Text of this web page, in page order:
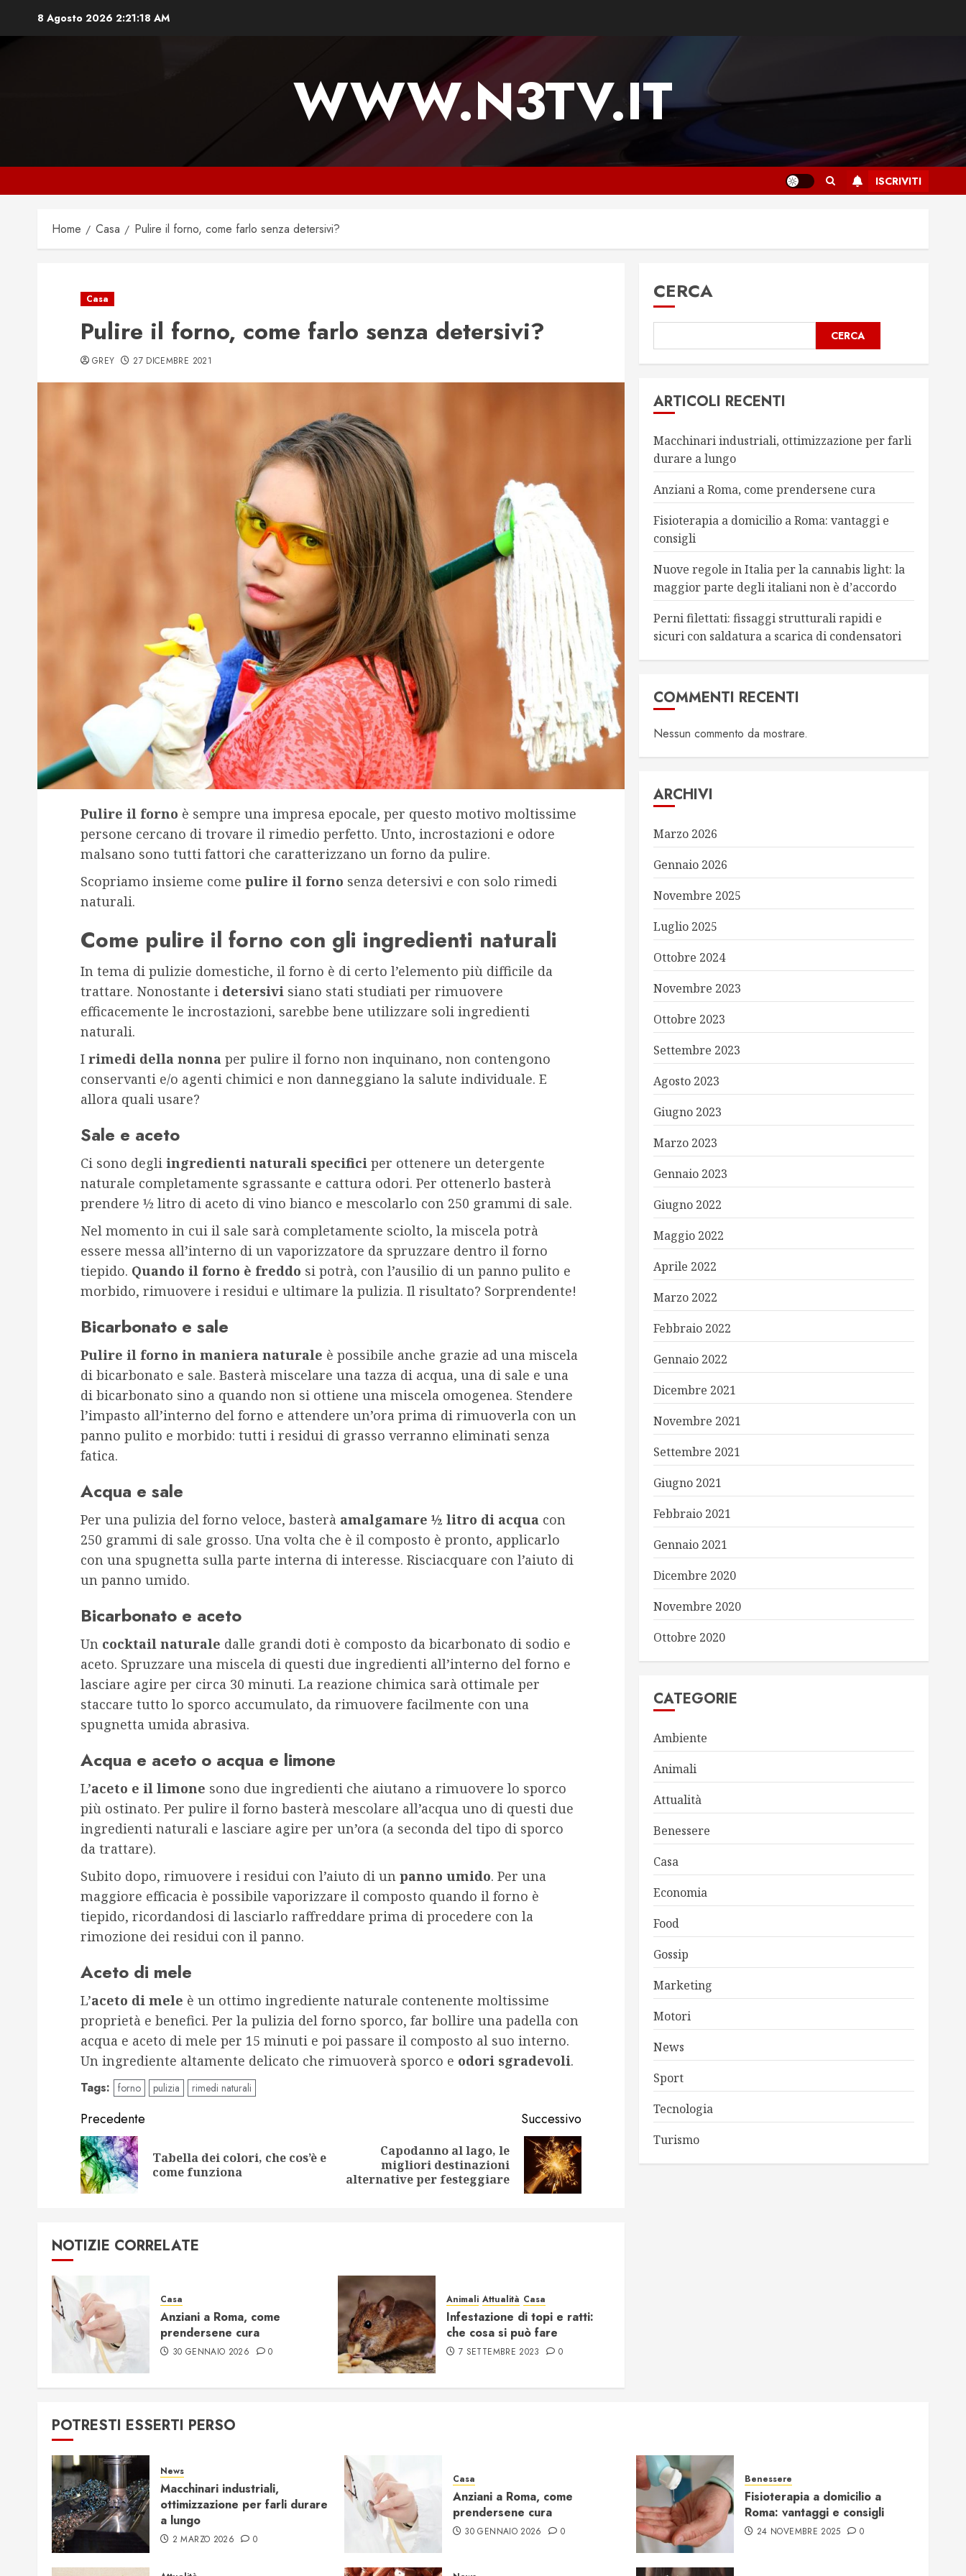
8 Agosto 2026 2:21:19 AM
WWW.N3TV.IT
ISCRIVITI
Home Casa Pulire il forno, come farlo senza detersivi?
Casa
Pulire il forno, come farlo senza detersivi?
GREY 27 DICEMBRE 2021
Pulire il forno è sempre una impresa epocale, per questo motivo moltissime
persone cercano di trovare il rimedio perfetto. Unto, incrostazioni e odore
malsano sono tutti fattori che caratterizzano un forno da pulire.
Scopriamo insieme come pulire il forno senza detersivi e con solo rimedi
naturali.
Come pulire il forno con gli ingredienti naturali
In tema di pulizie domestiche, il forno è di certo l’elemento più difficile da
trattare. Nonostante i detersivi siano stati studiati per rimuovere
efficacemente le incrostazioni, sarebbe bene utilizzare soli ingredienti
naturali.
I rimedi della nonna per pulire il forno non inquinano, non contengono
conservanti e/o agenti chimici e non danneggiano la salute individuale. E
allora quali usare?
Sale e aceto
Ci sono degli ingredienti naturali specifici per ottenere un detergente
naturale completamente sgrassante e cattura odori. Per ottenerlo basterà
prendere ½ litro di aceto di vino bianco e mescolarlo con 250 grammi di sale.
Nel momento in cui il sale sarà completamente sciolto, la miscela potrà
essere messa all’interno di un vaporizzatore da spruzzare dentro il forno
tiepido. Quando il forno è freddo si potrà, con l’ausilio di un panno pulito e
morbido, rimuovere i residui e ultimare la pulizia. Il risultato? Sorprendente!
Bicarbonato e sale
Pulire il forno in maniera naturale è possibile anche grazie ad una miscela
di bicarbonato e sale. Basterà miscelare una tazza di acqua, una di sale e una
di bicarbonato sino a quando non si ottiene una miscela omogenea. Stendere
l’impasto all’interno del forno e attendere un’ora prima di rimuoverla con un
panno pulito e morbido: tutti i residui di grasso verranno eliminati senza
fatica.
Acqua e sale
Per una pulizia del forno veloce, basterà amalgamare ½ litro di acqua con
250 grammi di sale grosso. Una volta che è il composto è pronto, applicarlo
con una spugnetta sulla parte interna di interesse. Risciacquare con l’aiuto di
un panno umido.
Bicarbonato e aceto
Un cocktail naturale dalle grandi doti è composto da bicarbonato di sodio e
aceto. Spruzzare una miscela di questi due ingredienti all’interno del forno e
lasciare agire per circa 30 minuti. La reazione chimica sarà ottimale per
staccare tutto lo sporco accumulato, da rimuovere facilmente con una
spugnetta umida abrasiva.
Acqua e aceto o acqua e limone
L’aceto e il limone sono due ingredienti che aiutano a rimuovere lo sporco
più ostinato. Per pulire il forno basterà mescolare all’acqua uno di questi due
ingredienti naturali e lasciare agire per un’ora (a seconda del tipo di sporco
da trattare).
Subito dopo, rimuovere i residui con l’aiuto di un panno umido. Per una
maggiore efficacia è possibile vaporizzare il composto quando il forno è
tiepido, ricordandosi di lasciarlo raffreddare prima di procedere con la
rimozione dei residui con il panno.
Aceto di mele
L’aceto di mele è un ottimo ingrediente naturale contenente moltissime
proprietà e benefici. Per la pulizia del forno sporco, far bollire una padella con
acqua e aceto di mele per 15 minuti e poi passare il composto al suo interno.
Un ingrediente altamente delicato che rimuoverà sporco e odori sgradevoli.
Tags: forno pulizia rimedi naturali
Navigazione
articolo
Precedente
precedente:
Tabella dei colori, che cos’è e
come funziona
Successivo
successivo:
Capodanno al lago, le
migliori destinazioni
alternative per festeggiare
NOTIZIE CORRELATE
Casa
Anziani a Roma, come
prendersene cura
30 GENNAIO 2026 0
Animali Attualità Casa
Infestazione di topi e ratti:
che cosa si può fare
7 SETTEMBRE 2023 0
CERCA
CERCA
ARTICOLI RECENTI
Macchinari industriali, ottimizzazione per farli
durare a lungo
Anziani a Roma, come prendersene cura
Fisioterapia a domicilio a Roma: vantaggi e
consigli
Nuove regole in Italia per la cannabis light: la
maggior parte degli italiani non è d’accordo
Perni filettati: fissaggi strutturali rapidi e
sicuri con saldatura a scarica di condensatori
COMMENTI RECENTI
Nessun commento da mostrare.
ARCHIVI
Marzo 2026
Gennaio 2026
Novembre 2025
Luglio 2025
Ottobre 2024
Novembre 2023
Ottobre 2023
Settembre 2023
Agosto 2023
Giugno 2023
Marzo 2023
Gennaio 2023
Giugno 2022
Maggio 2022
Aprile 2022
Marzo 2022
Febbraio 2022
Gennaio 2022
Dicembre 2021
Novembre 2021
Settembre 2021
Giugno 2021
Febbraio 2021
Gennaio 2021
Dicembre 2020
Novembre 2020
Ottobre 2020
CATEGORIE
Ambiente
Animali
Attualità
Benessere
Casa
Economia
Food
Gossip
Marketing
Motori
News
Sport
Tecnologia
Turismo
POTRESTI ESSERTI PERSO
News
Macchinari industriali,
ottimizzazione per farli durare
a lungo
2 MARZO 2026 0
Casa
Anziani a Roma, come
prendersene cura
30 GENNAIO 2026 0
Benessere
Fisioterapia a domicilio a
Roma: vantaggi e consigli
24 NOVEMBRE 2025 0